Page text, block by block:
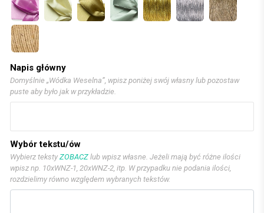
Napis główny
Domyślnie „Wódka Weselna”, wpisz poniżej swój własny lub pozostaw
puste aby było jak w przykładzie.
Wybór tekstu/ów
Wybierz teksty ZOBACZ lub wpisz własne. Jeżeli mają być różne ilości
wpisz np. 10xWNZ-1, 20xWNZ-2, itp. W przypadku nie podania ilości,
rozdzielimy równo względem wybranych tekstów.